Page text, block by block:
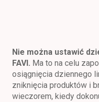
Nie można ustawić
FAVI. Ma to na celu
osiągnięcia dziennego
zniknięcia produktów i
wieczorem, kiedy